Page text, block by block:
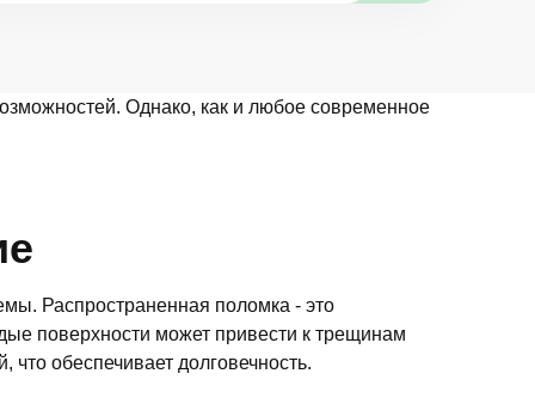
Однако, как и любое современное
Распространенная поломка - это
поверхности может привести к трещинам
обеспечивает долговечность.